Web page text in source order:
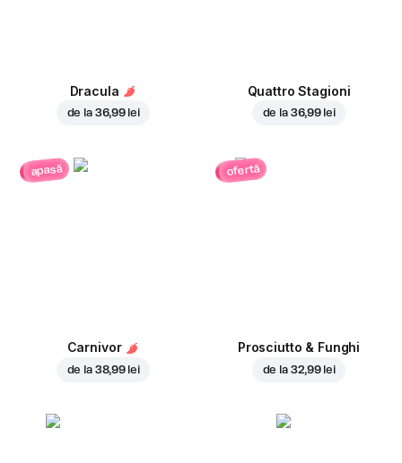
Dracula
de la 36,99 lei
Quattro Stagioni
de la 36,99 lei
apasă
Carnivor
de la 38,99 lei
ofertă
Prosciutto & Funghi
de la 32,99 lei